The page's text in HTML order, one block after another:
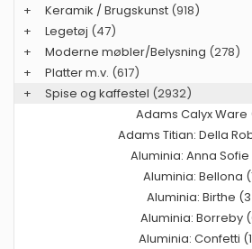
+
Keramik / Brugskunst (918)
+
Legetøj (47)
+
Moderne møbler/Belysning (278)
+
Platter m.v. (617)
+
Spise og kaffestel (2932)
Adams Calyx Ware
Adams Titian: Della
Aluminia: Anna Sofie
Aluminia: Bellona
Aluminia: Birthe
Aluminia: Borreby
Aluminia: Confetti